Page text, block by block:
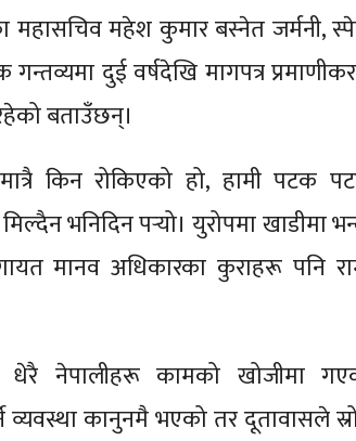
महासचिव महेश कुमार बस्नेत जर्मनी,
दुई वर्षदेखि मागपत्र
बताउँछन्।
किन रोकिएको हो, हामी पटक
भनिदिन पर्‍यो। युरोपमा खाडीमा
मानव अधिकारका कुराहरू पनि
धेरै नेपालीहरू कामको खोजीमा
व्यवस्था कानुनमै भएको तर दूतावासले